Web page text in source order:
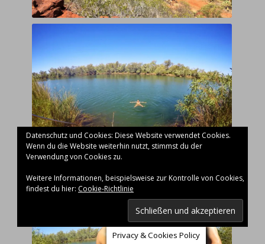
Datenschutz und Cookies: Diese Website verwendet Cookies.
Wenn du die Website weiterhin nutzt, stimmst du der
Verwendung von Cookies zu.
Weitere Informationen, beispielsweise zur Kontrolle von Cookies,
findest du hier: Cookie-Richtlinie
Privacy & Cookies Policy